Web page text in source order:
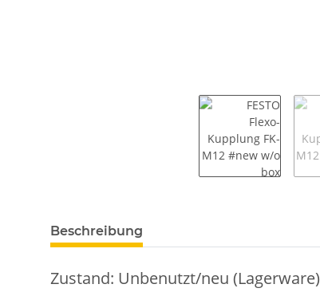
weitere Registerkarten anzeigen
Beschreibung
Zustand: Unbenutzt/neu (Lagerware)